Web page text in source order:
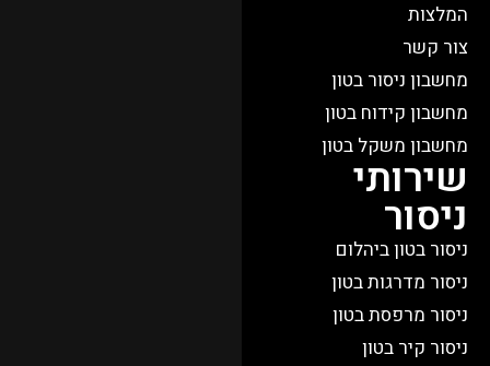
המלצות
צור קשר
מחשבון ניסור בטון
מחשבון קידוח בטון
מחשבון משקל בטון
שירותי
ניסור
ניסור בטון ביהלום
ניסור מדרגות בטון
ניסור מרפסת בטון
ניסור קיר בטון